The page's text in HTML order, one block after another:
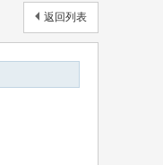
返回列表